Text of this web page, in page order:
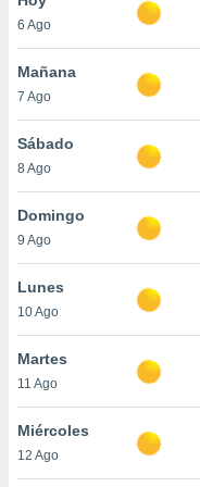
y
en
más
de
6 Ago
Mañana
7 Ago
Sábado
8 Ago
Domingo
9 Ago
Lunes
10 Ago
Martes
11 Ago
Miércoles
12 Ago